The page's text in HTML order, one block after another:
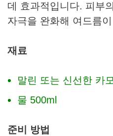
데 효과적입니다. 피부
자극을 완화해 여드름
재료
말린 또는 신선한 카
물 500ml
준비 방법